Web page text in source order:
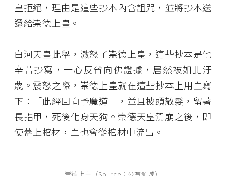
皇拒絕，理由是這些抄本內含詛咒，並將抄本送
還給崇德上皇。
白河天皇此舉，激怒了崇德上皇，這些抄本是他
辛苦抄寫，一心反省向佛證據，居然被如此汙
蔑。震怒之際，崇德上皇就在這些抄本上用血寫
下：「此經回向予魔道」，並且披頭散髮，留著
長指甲，死後化身天狗。崇德天皇駕崩之後，即
使蓋上棺材，血也會從棺材中流出。